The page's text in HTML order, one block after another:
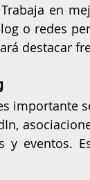
en
o redes
destacar
importante
y eventos.